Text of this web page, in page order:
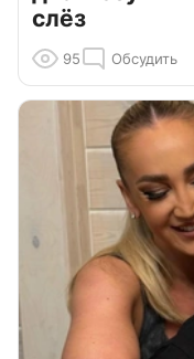
слёз
95 Обсудить